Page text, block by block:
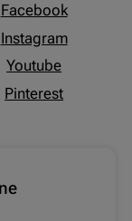
Facebook
Instagram
Youtube
Pinterest